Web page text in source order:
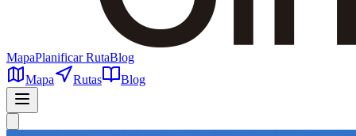
MapaPlanificar RutaBlog
Mapa
Rutas Blog